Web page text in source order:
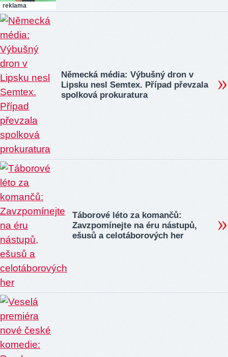
reklama
Německá média: Výbušný dron v
Lipsku nesl Semtex. Případ převzala
spolková prokuratura
Táborové léto za komančů:
Zavzpomínejte na éru nástupů,
ešusů a celotáborových her